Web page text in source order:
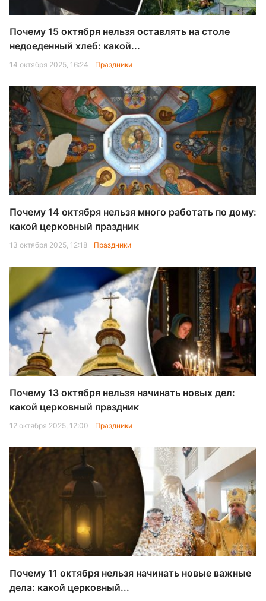
Почему 15 октября нельзя оставлять на столе
недоеденный хлеб: какой...
14 октября 2025, 16:24 Праздники
Почему 14 октября нельзя много работать по дому:
какой церковный праздник
13 октября 2025, 12:18 Праздники
Почему 13 октября нельзя начинать новых дел:
какой церковный праздник
12 октября 2025, 12:00 Праздники
Почему 11 октября нельзя начинать новые важные
дела: какой церковный...